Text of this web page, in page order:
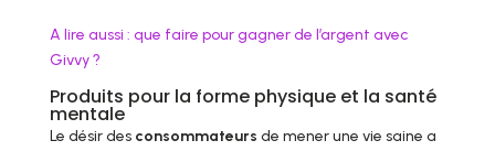
A lire aussi : que faire pour gagner de l’argent avec
Givvy ?
Produits pour la forme physique et la santé
mentale
Le désir des consommateurs de mener une vie saine a